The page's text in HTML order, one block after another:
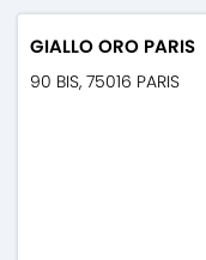
GIALLO ORO PARIS
90 BIS, 75016 PARIS